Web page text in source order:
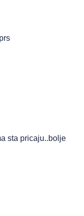
sta pricaju..bolje